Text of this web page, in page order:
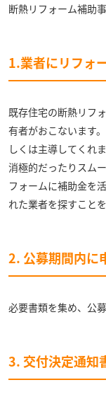
断熱リフォーム補助
1.業者にリフォ
既存住宅の断熱リフ
有者がおこないます
しくは主導してくれ
消極的だったりスム
フォームに補助金を
れた業者を探すこと
2. 公募期間内に
必要書類を集め、公
3. 交付決定通知